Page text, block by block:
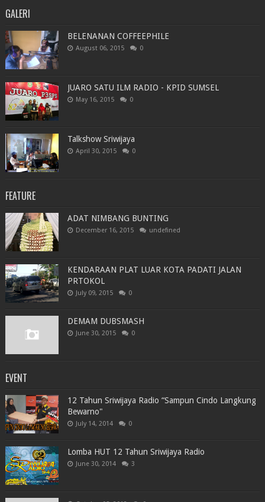
GALERI
BELENANAN COFFEEPHILE
August 06, 2015 0
JUARO SATU ILM RADIO - KPID SUMSEL
May 16, 2015 0
Talkshow Sriwijaya
April 30, 2015 0
FEATURE
ADAT NIMBANG BUNTING
December 16, 2015 undefined
KENDARAAN PLAT LUAR KOTA PADATI JALAN
PRTOKOL
July 09, 2015 0
DEMAM DUBSMASH
June 30, 2015 0
EVENT
12 Tahun Sriwijaya Radio “Sampun Cindo Langkung
Bewarno"
July 14, 2014 0
Lomba HUT 12 Tahun Sriwijaya Radio
June 30, 2014 3